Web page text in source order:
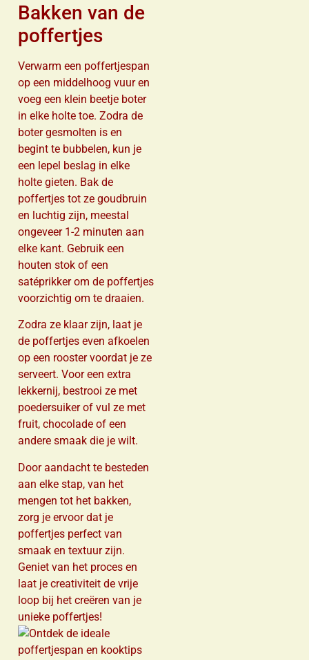
Bakken van de
poffertjes
Verwarm een poffertjespan
op een middelhoog vuur en
voeg een klein beetje boter
in elke holte toe. Zodra de
boter gesmolten is en
begint te bubbelen, kun je
een lepel beslag in elke
holte gieten. Bak de
poffertjes tot ze goudbruin
en luchtig zijn, meestal
ongeveer 1-2 minuten aan
elke kant. Gebruik een
houten stok of een
satéprikker om de poffertjes
voorzichtig om te draaien.
Zodra ze klaar zijn, laat je
de poffertjes even afkoelen
op een rooster voordat je ze
serveert. Voor een extra
lekkernij, bestrooi ze met
poedersuiker of vul ze met
fruit, chocolade of een
andere smaak die je wilt.
Door aandacht te besteden
aan elke stap, van het
mengen tot het bakken,
zorg je ervoor dat je
poffertjes perfect van
smaak en textuur zijn.
Geniet van het proces en
laat je creativiteit de vrije
loop bij het creëren van je
unieke poffertjes!